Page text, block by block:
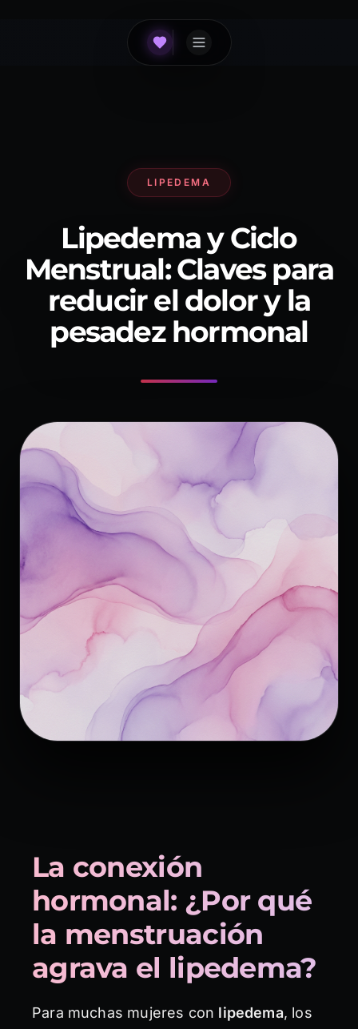
LIPEDEMA
Lipedema y Ciclo
Menstrual: Claves para
reducir el dolor y la
pesadez hormonal
La conexión
hormonal: ¿Por qué
la menstruación
agrava el lipedema?
Para muchas mujeres con lipedema, los